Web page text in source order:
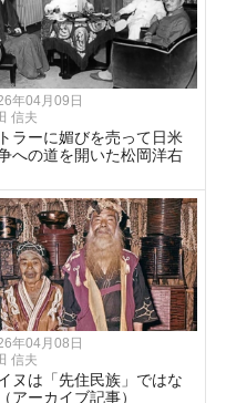
年04月09日
信夫
ラーに媚びを売って日米
への道を開いた松岡洋右
年04月08日
信夫
ヌは「先住民族」ではな
アーカイブ記事）